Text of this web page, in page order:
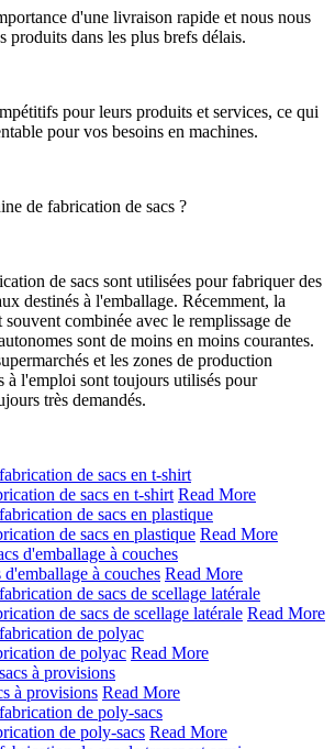
d'une livraison rapide et nous nous
produits dans les plus brefs délais.
pour leurs produits et services, ce qui
pour vos besoins en machines.
de fabrication de sacs ?
de sacs sont utilisées pour fabriquer des
destinés à l'emballage. Récemment, la
souvent combinée avec le remplissage de
sont de moins en moins courantes.
et les zones de production
à l'emploi sont toujours utilisés pour
très demandés.
de sacs en t-shirt Read More
de sacs en plastique Read More
d'emballage à couches Read More
de sacs de scellage latérale Read More
de polyac Read More
à provisions Read More
de poly-sacs Read More